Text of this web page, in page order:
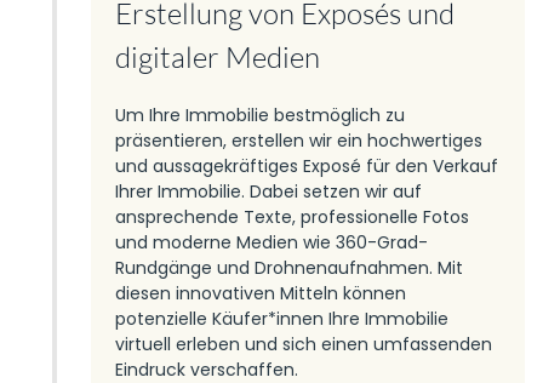
Erstellung von Exposés und
digitaler Medien
Um Ihre Immobilie bestmöglich zu
präsentieren, erstellen wir ein hochwertiges
und aussagekräftiges Exposé für den Verkauf
Ihrer Immobilie. Dabei setzen wir auf
ansprechende Texte, professionelle Fotos
und moderne Medien wie 360-Grad-
Rundgänge und Drohnenaufnahmen. Mit
diesen innovativen Mitteln können
potenzielle Käufer*innen Ihre Immobilie
virtuell erleben und sich einen umfassenden
Eindruck verschaffen.